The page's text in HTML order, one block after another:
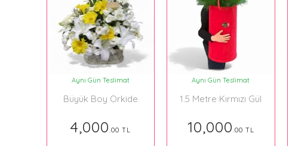
Aynı Gün Teslimat
Büyük Boy Orkide
4,000.00 TL
Aynı Gün Teslimat
1.5 Metre Kırmızı Gül
10,000.00 TL